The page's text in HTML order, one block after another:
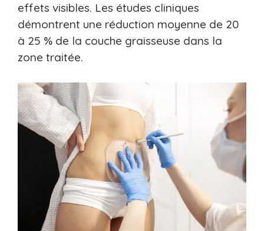
effets visibles. Les études cliniques
démontrent une réduction moyenne de 20
à 25 % de la couche graisseuse dans la
zone traitée.